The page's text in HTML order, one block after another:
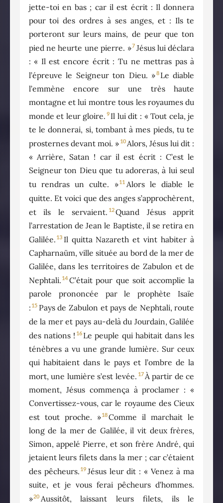
jette-toi en bas ; car il est écrit : Il donnera
pour toi des ordres à ses anges, et : Ils te
porteront sur leurs mains, de peur que ton
pied ne heurte une pierre. »7 Jésus lui déclara
: « Il est encore écrit : Tu ne mettras pas à
l’épreuve le Seigneur ton Dieu. »8 Le diable
l’emmène encore sur une très haute
montagne et lui montre tous les royaumes du
monde et leur gloire. 9 Il lui dit : « Tout cela, je
te le donnerai, si, tombant à mes pieds, tu te
prosternes devant moi. » 10Alors, Jésus lui dit :
« Arrière, Satan ! car il est écrit : C’est le
Seigneur ton Dieu que tu adoreras, à lui seul
tu rendras un culte. »11 Alors le diable le
quitte. Et voici que des anges s’approchèrent,
et ils le servaient. 12Quand Jésus apprit
l’arrestation de Jean le Baptiste, il se retira en
Galilée. 13 Il quitta Nazareth et vint habiter à
Capharnaüm, ville située au bord de la mer de
Galilée, dans les territoires de Zabulon et de
Nephtali. 14 C’était pour que soit accomplie la
parole prononcée par le prophète Isaïe
: 15 Pays de Zabulon et pays de Nephtali, route
de la mer et pays au-delà du Jourdain, Galilée
des nations ! 16 Le peuple qui habitait dans les
ténèbres a vu une grande lumière. Sur ceux
qui habitaient dans le pays et l’ombre de la
mort, une lumière s’est levée. 17 À partir de ce
moment, Jésus commença à proclamer : «
Convertissez-vous, car le royaume des Cieux
est tout proche. »18Comme il marchait le
long de la mer de Galilée, il vit deux frères,
Simon, appelé Pierre, et son frère André, qui
jetaient leurs filets dans la mer ; car c’étaient
des pêcheurs. 19 Jésus leur dit : « Venez à ma
suite, et je vous ferai pêcheurs d’hommes.
»20 Aussitôt, laissant leurs filets, ils le